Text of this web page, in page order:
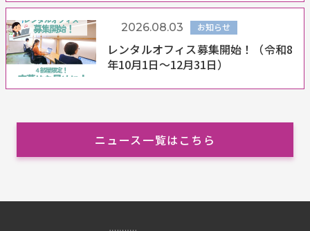
レンタルオフィス募集開始！（令和8
年10月1日～12月31日）
2026.08.03 お知らせ
ニュース一覧はこちら